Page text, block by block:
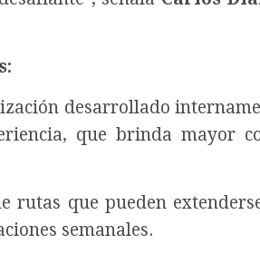
desarrollado
que brinda mayor
rutas que pueden
semanales.